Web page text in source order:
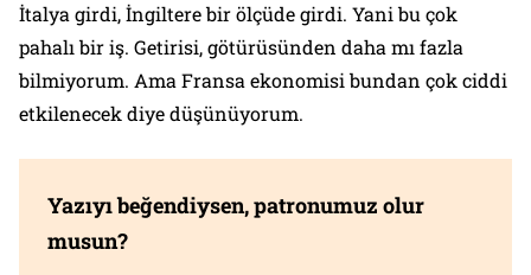
İtalya girdi, İngiltere bir ölçüde girdi. Yani bu çok
pahalı bir iş. Getirisi, götürüsünden daha mı fazla
bilmiyorum. Ama Fransa ekonomisi bundan çok ciddi
etkilenecek diye düşünüyorum.
Yazıyı beğendiysen, patronumuz olur
musun?